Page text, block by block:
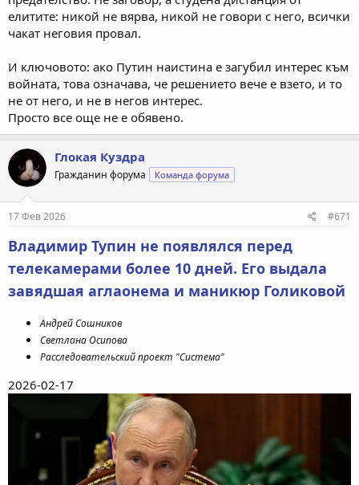
елитите: никой не вярва, никой не говори с него, всички
чакат неговия провал.
И ключовото: ако Путин наистина е загубил интерес към
войната, това означава, че решението вече е взето, и то
не от него, и не в негов интерес.
Просто все още не е обявено.
Глокая Куздра
Гражданин форума Команда форума
17 Фев 2026 #671
Владимир Тупин не появлялся перед
телекамерами более 10 дней. Его выдала
завядшая аглаонема и маникюр Голиковой
Андрей Сошников
Светлана Осипова
Расследовательский проект "Система"
2026-02-17